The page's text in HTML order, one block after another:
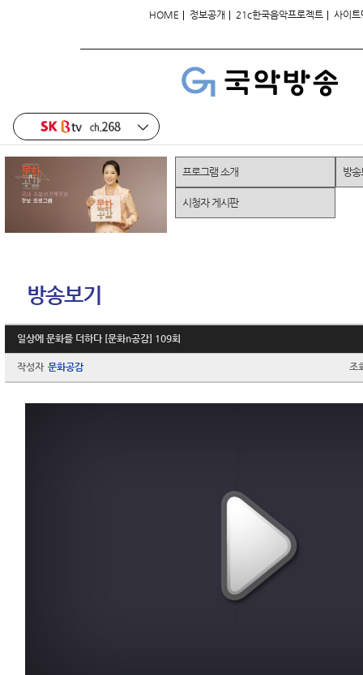
HOME | 정보공개 | 21c한국음악프로젝트 | 사이트
방송보기
일상에 문화를 더하다 [문화n공감] 109회
작성자 문화공감 조
프로그램 소개 방
시청자 게시판